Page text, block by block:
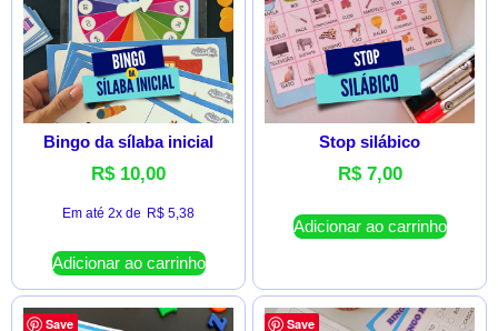
Bingo da sílaba inicial
R$10,00
Em até 2x de R$ 5,38
Adicionar ao carrinho
Stop silábico
R$7,00
Adicionar ao carrinho
Save Save